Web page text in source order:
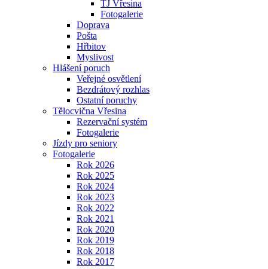
TJ Vřesina
Fotogalerie
Doprava
Pošta
Hřbitov
Myslivost
Hlášení poruch
Veřejné osvětlení
Bezdrátový rozhlas
Ostatní poruchy
Tělocvična Vřesina
Rezervační systém
Fotogalerie
Jízdy pro seniory
Fotogalerie
Rok 2026
Rok 2025
Rok 2024
Rok 2023
Rok 2022
Rok 2021
Rok 2020
Rok 2019
Rok 2018
Rok 2017